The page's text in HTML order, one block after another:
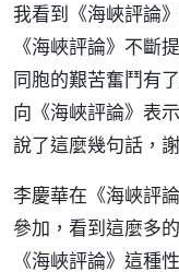
我看到《海峽評論
《海峽評論》不斷
同胞的艱苦奮鬥有
向《海峽評論》表
說了這麼幾句話，
李慶華在《海峽評
參加，看到這麼多
《海峽評論》這種